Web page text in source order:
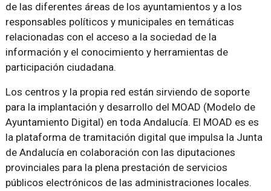
de las diferentes áreas de los ayuntamientos y a los
responsables políticos y municipales en temáticas
relacionadas con el acceso a la sociedad de la
información y el conocimiento y herramientas de
participación ciudadana.
Los centros y la propia red están sirviendo de soporte
para la implantación y desarrollo del MOAD (Modelo de
Ayuntamiento Digital) en toda Andalucía. El MOAD es es
la plataforma de tramitación digital que impulsa la Junta
de Andalucía en colaboración con las diputaciones
provinciales para la plena prestación de servicios
públicos electrónicos de las administraciones locales.